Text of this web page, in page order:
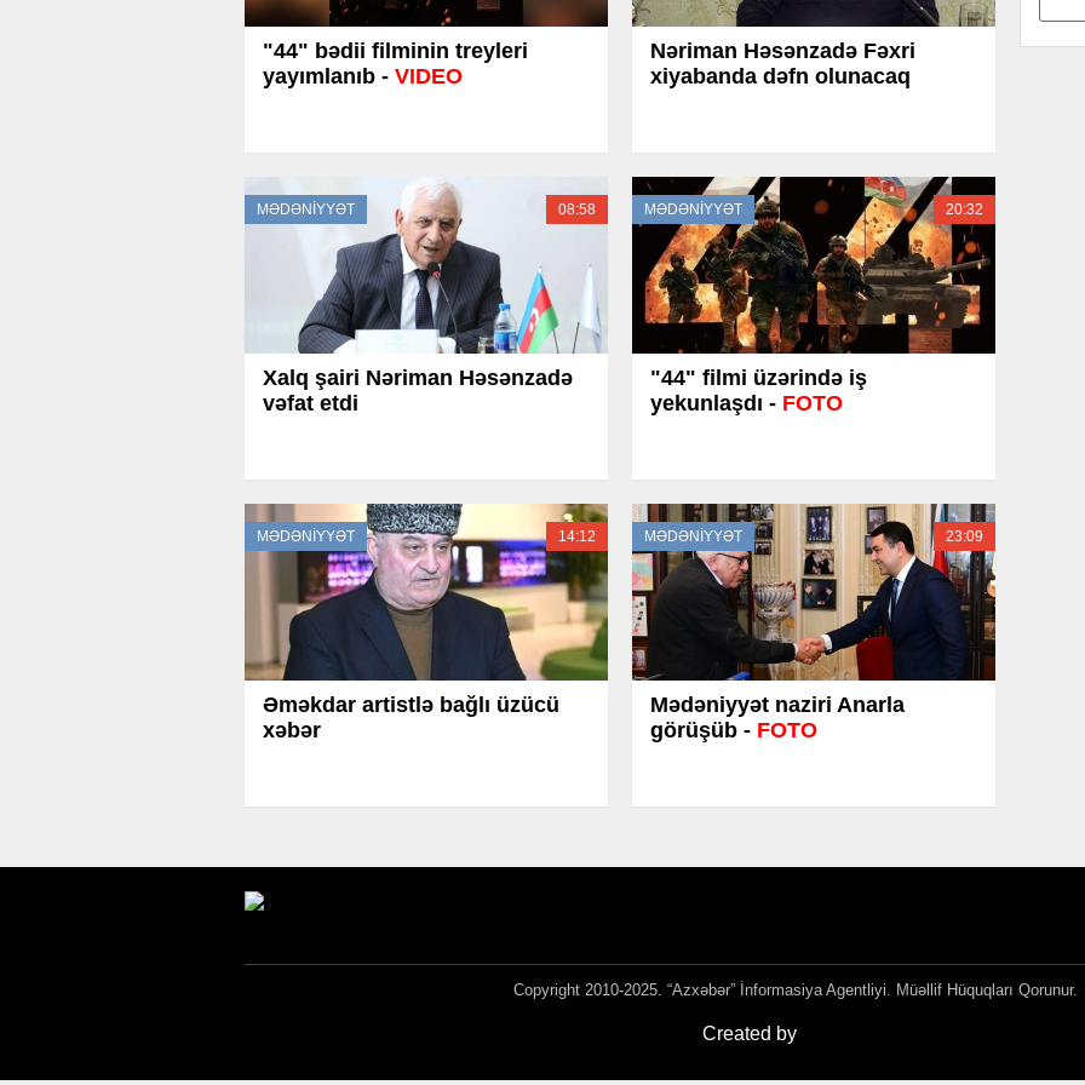
"44" bədii filminin treyleri
yayımlanıb - VIDEO
Nəriman Həsənzadə Fəxri
xiyabanda dəfn olunacaq
MƏDƏNİYYƏT 08:58
Xalq şairi Nəriman Həsənzadə
vəfat etdi
MƏDƏNİYYƏT 20:32
"44" filmi üzərində iş
yekunlaşdı - FOTO
MƏDƏNİYYƏT 14:12
Əməkdar artistlə bağlı üzücü
xəbər
MƏDƏNİYYƏT 23:09
Mədəniyyət naziri Anarla
görüşüb - FOTO
Copyright 2010-2025. “Azxəbər” İnformasiya Agentliyi. Müəllif Hüquqları Qorunur.
Created by